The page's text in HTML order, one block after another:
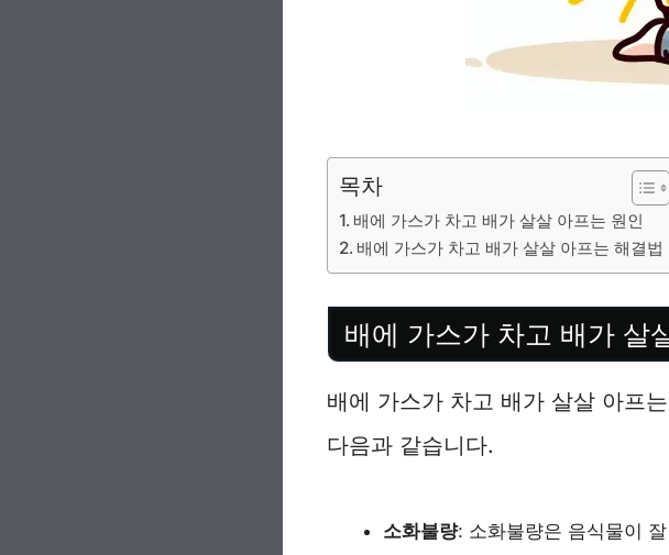
목차
배에 가스가 차고 배가 살살 아프는 원인
배에 가스가 차고 배가 살살 아프는 해결법
배에 가스가 차고 배가 살
배에 가스가 차고 배가 살살 아프
다음과 같습니다.
소화불량: 소화불량은 음식물이